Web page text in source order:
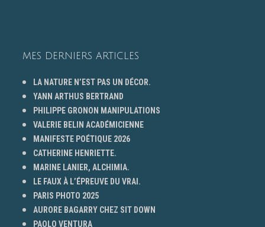
MES DERNIERS ARTICLES
LA NATURE N’EST PAS UN DÉCOR.
YANN ARTHUS BERTRAND
PHILIPPE GRONON MANIPULATIONS
VALERIE BELIN ACADÉMICIENNE
MANIFESTE POÉTIQUE 2026
CATHERINE HENRIETTE.
MARINE LANIER, ALCHIMIA.
LE FAUX À L’ÉPREUVE DU VRAI.
PARIS PHOTO 2025
AURORE BAGARRY CHEZ SIT DOWN
PAOLO VENTURA